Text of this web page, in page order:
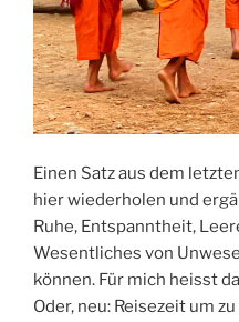
Einen Satz aus dem
hier wiederholen und
Ruhe, Entspanntheit,
Wesentliches von
können. Für mich heisst
Oder, neu: Reisezeit um